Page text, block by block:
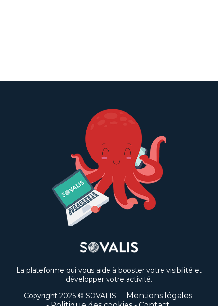
La plateforme qui vous aide à booster votre visibilité et
développer votre activité.
Copyright 2026 © SOVALIS
Mentions légales